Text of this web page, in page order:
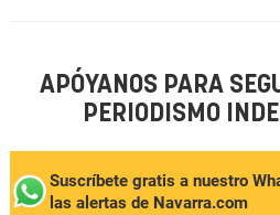
APÓYANOS PARA
PERIODISMO
Suscríbete gratis a nuestro
las alertas de Navarra.com